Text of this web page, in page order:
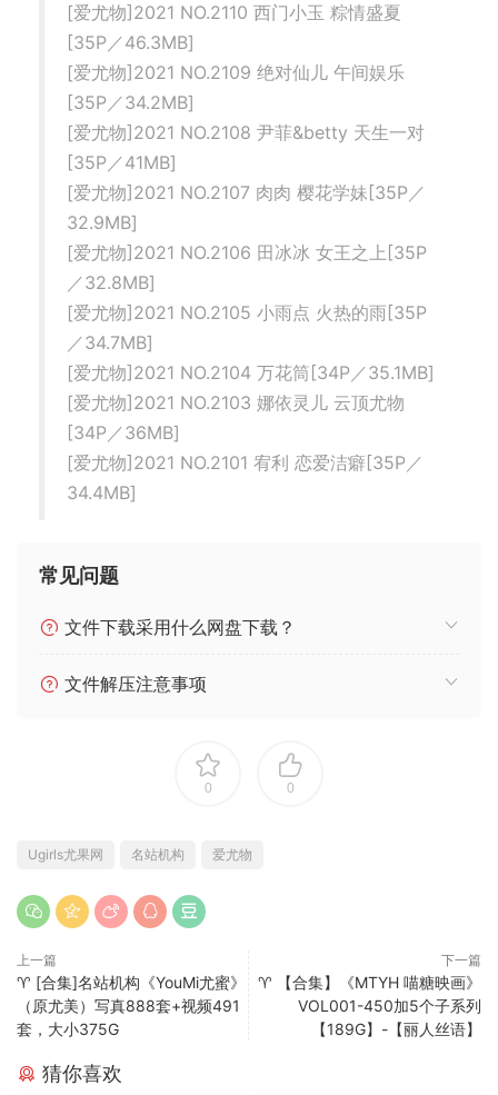
[爱尤物]2021 NO.2110 西门小玉 粽情盛夏
[35P／46.3MB]
[爱尤物]2021 NO.2109 绝对仙儿 午间娱乐
[35P／34.2MB]
[爱尤物]2021 NO.2108 尹菲&betty 天生一对
[35P／41MB]
[爱尤物]2021 NO.2107 肉肉 樱花学妹[35P／
32.9MB]
[爱尤物]2021 NO.2106 田冰冰 女王之上[35P
／32.8MB]
[爱尤物]2021 NO.2105 小雨点 火热的雨[35P
／34.7MB]
[爱尤物]2021 NO.2104 万花筒[34P／35.1MB]
[爱尤物]2021 NO.2103 娜依灵儿 云顶尤物
[34P／36MB]
[爱尤物]2021 NO.2101 宥利 恋爱洁癖[35P／
34.4MB]
常见问题
文件下载采用什么网盘下载？
文件解压注意事项
0 0
Ugirls尤果网 名站机构 爱尤物
上一篇
♈ [合集]名站机构《YouMi尤蜜》
（原尤美）写真888套+视频491
套，大小375G
下一篇
♈ 【合集】《MTYH 喵糖映画》
VOL001-450加5个子系列
【189G】-【丽人丝语】
猜你喜欢